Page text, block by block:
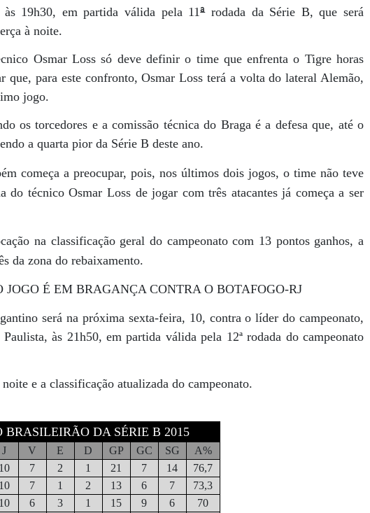
19h30, em partida válida pela 11ªrodada da Série B, que será
à noite.
Osmar Loss só deve definir o time que enfrenta o Tigre horas
que, para este confronto, Osmar Loss terá a volta do lateral Alemão,
jogo.
os torcedores e a comissão técnica do Braga é a defesa que, até o
a quarta pior da Série B deste ano.
começa a preocupar, pois, nos últimos dois jogos, o time não teve
do técnico Osmar Loss de jogar com três atacantes já começa a ser
na classificação geral do campeonato com 13 pontos ganhos, a
da zona do rebaixamento.
JOGO É EM BRAGANÇA CONTRA O BOTAFOGO-RJ
será na próxima sexta-feira, 10, contra o líder do campeonato,
às 21h50, em partida válida pela 12ª rodada do campeonato
e a classificação atualizada do campeonato.
BRASILEIRÃO DA SÉRIE B 2015
J V E D GP GC SG
A%
10 7 2 1 21 7 14
76,7
10 7 1 2 13 6 7
73,3
10 6 3 1 15 9 6
70